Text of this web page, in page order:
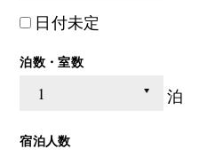
日付未定
泊数・室数
泊
宿泊人数